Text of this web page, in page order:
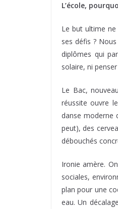
L’école,
Le but ultime ne
ses défis ?
diplômes qui
solaire, ni
Le Bac,
réussite ouvre
danse moderne
peut), des
débouchés
Ironie amère.
sociales,
plan pour une
eau. Un